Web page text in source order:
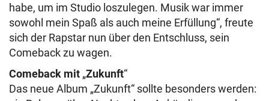
habe, um im Studio loszulegen. Musik war immer
sowohl mein Spaß als auch meine Erfüllung“, freute
sich der Rapstar nun über den Entschluss, sein
Comeback zu wagen.
Comeback mit „Zukunft“
Das neue Album „Zukunft“ sollte besonders werden: